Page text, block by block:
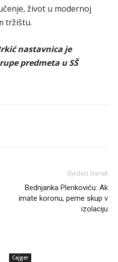
život u modernoj
tržištu.
nastavnica je
predmeta u SŠ
Sljedeći članak
Bednjanka Plenkoviću: Ak
imate koronu, peme skup v
izolaciju
Cajger